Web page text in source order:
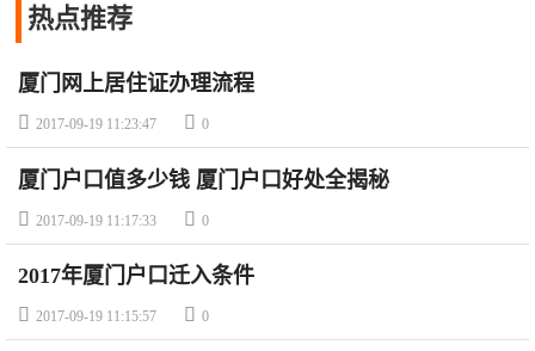
热点推荐
厦门网上居住证办理流程
 2017-09-19 11:23:47  0
厦门户口值多少钱 厦门户口好处全揭秘
 2017-09-19 11:17:33  0
2017年厦门户口迁入条件
 2017-09-19 11:15:57  0